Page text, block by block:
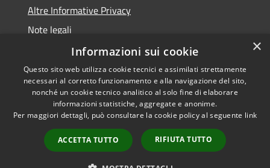
Altre Informative Privacy
Note legali
Dichiarazione di accessibilità
RSS
Accessibilità
Copyright © 2026 • Comune di
Municipium•
Accesso
redazione
×
Informazioni sui cookie
Questo sito web utilizza cookie tecnici e assimilati strettamente
necessari al corretto funzionamento e alla navigazione del sito,
nonché un cookie tecnico analitico al solo fine di elaborare
informazioni statistiche, aggregate e anonime.
Per maggiori dettagli, può consultare la cookie policy al seguente link
ACCETTA TUTTO RIFIUTA TUTTO